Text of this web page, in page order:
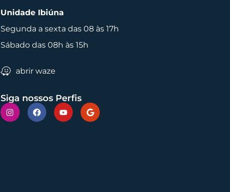
Unidade Ibiúna
Segunda a sexta das 08 às 17h
Sábado das 08h às 15h
abrir waze
Siga nossos Perfis